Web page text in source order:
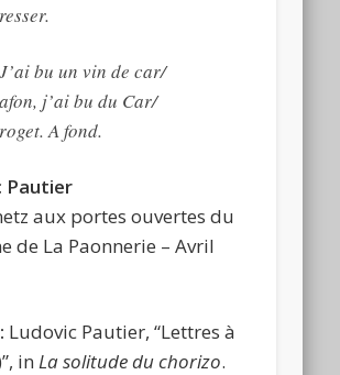
resser.
J’ai bu un vin de car/
afon, j’ai bu du Car/
roget. A fond.
Pautier
aux portes ouvertes du
de La Paonnerie – Avril
Ludovic Pautier, “Lettres à
inLa solitude du chorizo.